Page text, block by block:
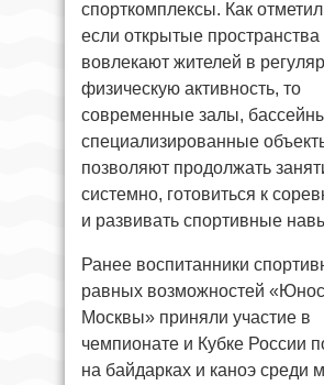
спорткомплексы. Как отметил
если открытые пространства
вовлекают жителей в
физическую активность, то
современные залы,
специализированные
позволяют продолжать
системно, готовиться к
и развивать спортивные
Ранее воспитанники
равных возможностей
Москвы» приняли участие в
чемпионате и Кубке России
на байдарках и каноэ среди